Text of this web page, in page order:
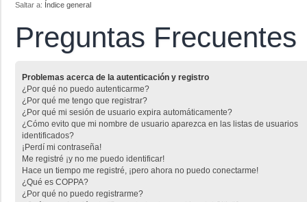
Saltar a: Índice general
Preguntas Frecuentes
Problemas acerca de la autenticación y registro
¿Por qué no puedo autenticarme?
¿Por qué me tengo que registrar?
¿Por qué mi sesión de usuario expira automáticamente?
¿Cómo evito que mi nombre de usuario aparezca en las listas de usuarios
identificados?
¡Perdí mi contraseña!
Me registré ¡y no me puedo identificar!
Hace un tiempo me registré, ¡pero ahora no puedo conectarme!
¿Qué es COPPA?
¿Por qué no puedo registrarme?